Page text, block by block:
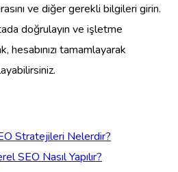
ve diğer gerekli bilgileri girin.
doğrulayın ve işletme
hesabınızı tamamlayarak
Stratejileri Nelerdir?
SEO Nasıl Yapılır?